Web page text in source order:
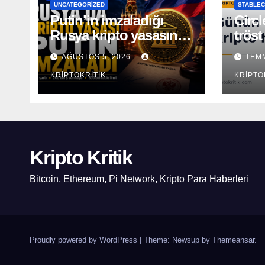
UNCATEGORIZED
Putin’in imzaladığı
Rusya kripto yasasının
kapsamı açıklandı
AĞUSTOS 5, 2026
KRIPTOKRITIK
tröst
Kripto Kritik
Bitcoin, Ethereum, Pi Network, Kripto Para Haberleri
Proudly powered by WordPress Theme: Newsup by Themeansar.